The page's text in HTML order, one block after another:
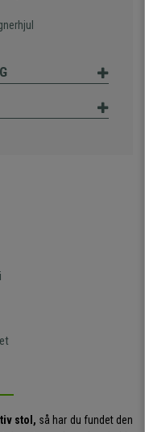
stol, så har du fundet den